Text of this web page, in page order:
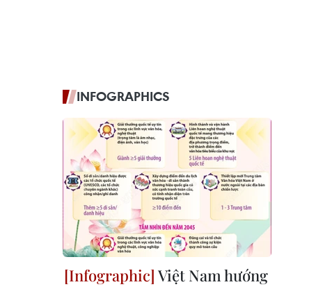
INFOGRAPHICS
Việt Nam hướng